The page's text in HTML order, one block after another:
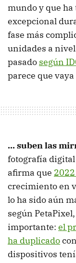
mundo y que
excepcional
fase más
unidades a
pasado según
parece que
... suben las
fotografía
afirma que
crecimiento en
lo ha sido aún
según
importante: el
ha duplicado
dispositivos